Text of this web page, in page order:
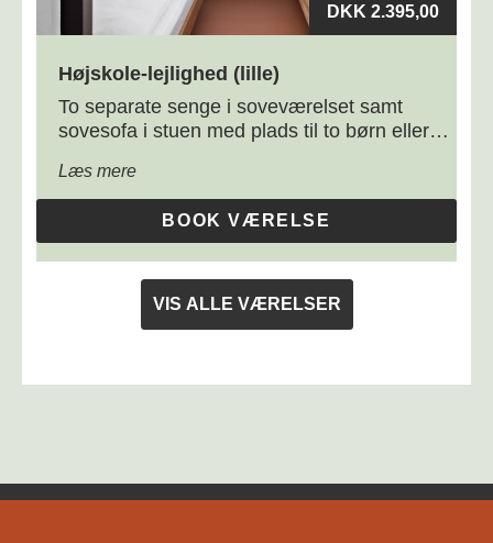
Højskole-lejlighed (lille)
To separate senge i soveværelset samt
sovesofa i stuen med plads til to børn eller
en voksen. Lejlighed med tekøkken,
soveværelse og stue med spiseplads. Plads
til op til fire personer.(to voksne og to børn,
eller tre voksne)BOOK VÆRELSE